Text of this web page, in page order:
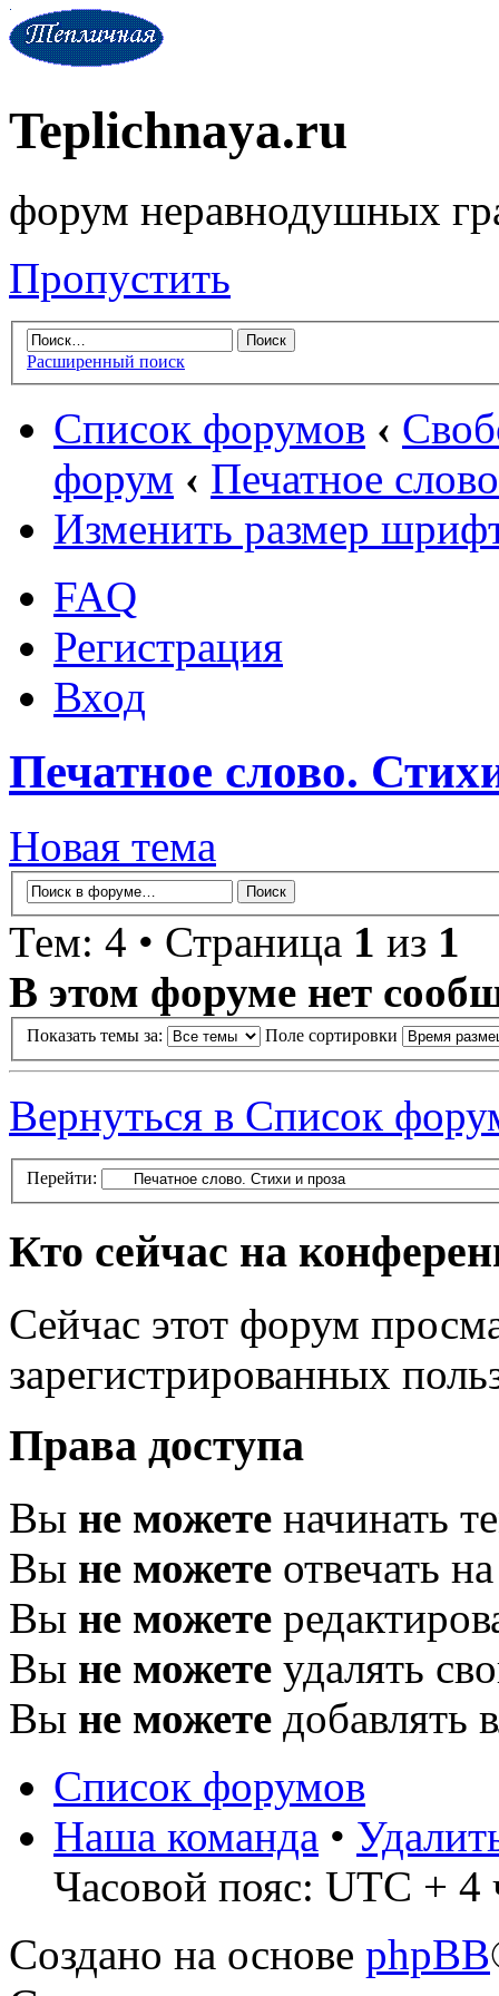
Teplichnaya.ru
форум неравнодушных
Пропустить
Расширенный поиск
Список форумов ‹
форум ‹ Печатное
Изменить размер
FAQ
Регистрация
Вход
Печатное слово.
Новая тема
Тем: 4 • Страница 1 из 1
В этом форуме нет
Показать темы за: Поле сортировки
Вернуться в Список
Перейти:
Кто сейчас на
Сейчас этот форум
зарегистрированных
Права доступа
Вы не можете начинать
Вы не можете отвечать
Вы не можете
Вы не можете удалять
Вы не можете добавлять
Список форумов
Наша команда •
Часовой пояс: UTC + 4
Создано на основе phpBB